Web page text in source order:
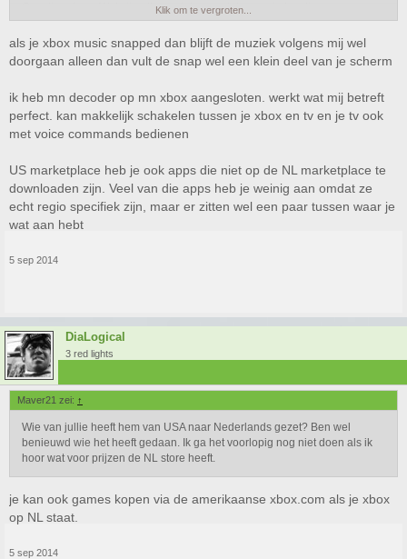
Question deux; Wat zijn allemaal de voordelen om je locatie naar een
ander land te zetten, zijn dat alleen de goedkopere games of zijn er in
USA meer offers/acties en eerdere releases van games?
Overigens vind ik de apps op de Xbox wel fijn werken, er mag nog wel
een keer willen zien dat ik muziek kan blijven luisteren tijdens het gamen.
Nu kapt Xbox Music / Soundcloud er mee als ik switch naar een game
Klik om te vergroten...
als je xbox music snapped dan blijft de muziek volgens mij wel
doorgaan alleen dan vult de snap wel een klein deel van je scherm
ik heb mn decoder op mn xbox aangesloten. werkt wat mij betreft
perfect. kan makkelijk schakelen tussen je xbox en tv en je tv ook
met voice commands bedienen
US marketplace heb je ook apps die niet op de NL marketplace te
downloaden zijn. Veel van die apps heb je weinig aan omdat ze
echt regio specifiek zijn, maar er zitten wel een paar tussen waar je
wat aan hebt
5 sep 2014
DiaLogical
3 red lights
Maver21 zei: ↑
Wie van jullie heeft hem van USA naar Nederlands gezet? Ben wel
benieuwd wie het heeft gedaan. Ik ga het voorlopig nog niet doen als ik
hoor wat voor prijzen de NL store heeft.
je kan ook games kopen via de amerikaanse xbox.com als je xbox
op NL staat.
5 sep 2014